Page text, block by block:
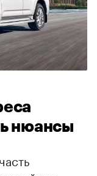
нюансы